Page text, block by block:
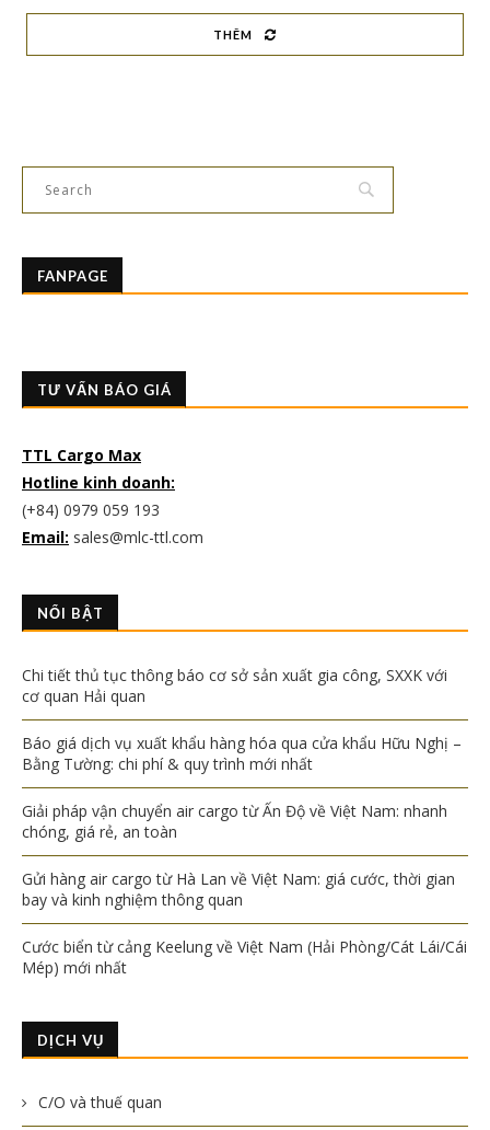
THÊM
FANPAGE
TƯ VẤN BÁO GIÁ
TTL Cargo Max
Hotline kinh doanh:
(+84) 0979 059 193
Email: sales@mlc-ttl.com
NỔI BẬT
Chi tiết thủ tục thông báo cơ sở sản xuất gia công, SXXK với
cơ quan Hải quan
Báo giá dịch vụ xuất khẩu hàng hóa qua cửa khẩu Hữu Nghị –
Bằng Tường: chi phí & quy trình mới nhất
Giải pháp vận chuyển air cargo từ Ấn Độ về Việt Nam: nhanh
chóng, giá rẻ, an toàn
Gửi hàng air cargo từ Hà Lan về Việt Nam: giá cước, thời gian
bay và kinh nghiệm thông quan
Cước biển từ cảng Keelung về Việt Nam (Hải Phòng/Cát Lái/Cái
Mép) mới nhất
DỊCH VỤ
C/O và thuế quan